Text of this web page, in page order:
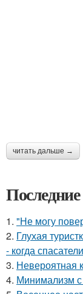
читать дальше →
1. "Не могу
2. Глухая
- когда
3. Невероятная
4. Минимализм с